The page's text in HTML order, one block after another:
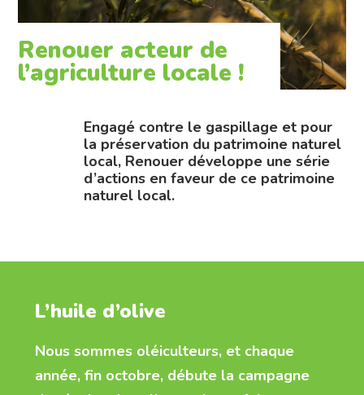
Renouer acteur de
l’agriculture locale !
Engagé contre le gaspillage et pour
la préservation du patrimoine naturel
local, Renouer développe une série
d’actions en faveur de ce patrimoine
naturel local.
L’huile d’olive
Nous sommes oléiculteurs, et chaque
année, fin octobre, débute la campagne